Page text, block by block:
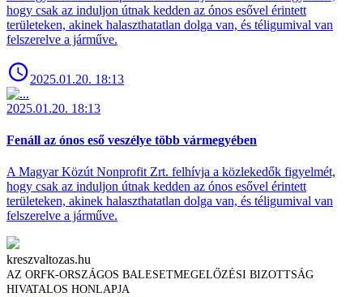
hogy csak az induljon útnak kedden az ónos esővel érintett
területeken, akinek halaszthatatlan dolga van, és téligumival van
felszerelve a járműve.
2025.01.20. 18:13
2025.01.20. 18:13
Fenáll az ónos eső veszélye több vármegyében
A Magyar Közút Nonprofit Zrt. felhívja a közlekedők figyelmét,
hogy csak az induljon útnak kedden az ónos esővel érintett
területeken, akinek halaszthatatlan dolga van, és téligumival van
felszerelve a járműve.
kreszvaltozas.hu
AZ ORFK-ORSZÁGOS BALESETMEGELŐZÉSI BIZOTTSÁG
HIVATALOS HONLAPJA